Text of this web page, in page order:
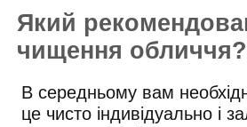
Який
чищення обличчя?
В середньому вам
це чисто індивідуально і